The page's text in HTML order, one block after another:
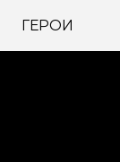
ГЕРОИ